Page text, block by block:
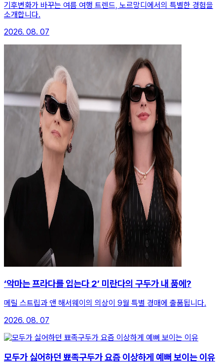
기후변화가 바꾸는 여름 여행 트렌드, 노르망디에서의 특별한 경험을
소개합니다.
2026. 08. 07
‘악마는 프라다를 입는다 2’ 미란다의 구두가 내 품에?
메릴 스트립과 앤 해서웨이의 의상이 9월 특별 경매에 출품됩니다.
2026. 08. 07
모두가 싫어하던 뾰족구두가 요즘 이상하게 예뻐 보이는 이유